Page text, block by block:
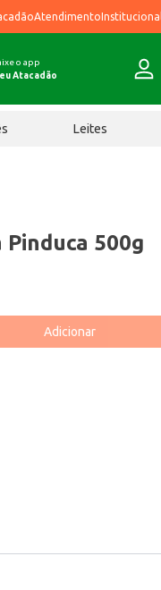
AtendimentoInstitucional
o app
Atacadão
Leites
Pinduca 500g
Adicionar